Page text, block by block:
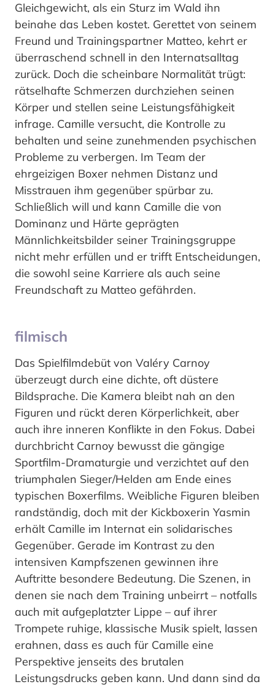
Gleichgewicht, als ein Sturz im Wald ihn
beinahe das Leben kostet. Gerettet von seinem
Freund und Trainingspartner Matteo, kehrt er
überraschend schnell in den Internatsalltag
zurück. Doch die scheinbare Normalität trügt:
rätselhafte Schmerzen durchziehen seinen
Körper und stellen seine Leistungsfähigkeit
infrage. Camille versucht, die Kontrolle zu
behalten und seine zunehmenden psychischen
Probleme zu verbergen. Im Team der
ehrgeizigen Boxer nehmen Distanz und
Misstrauen ihm gegenüber spürbar zu.
Schließlich will und kann Camille die von
Dominanz und Härte geprägten
Männlichkeitsbilder seiner Trainingsgruppe
nicht mehr erfüllen und er trifft Entscheidungen,
die sowohl seine Karriere als auch seine
Freundschaft zu Matteo gefährden.
filmisch
Das Spielfilmdebüt von Valéry Carnoy
überzeugt durch eine dichte, oft düstere
Bildsprache. Die Kamera bleibt nah an den
Figuren und rückt deren Körperlichkeit, aber
auch ihre inneren Konflikte in den Fokus. Dabei
durchbricht Carnoy bewusst die gängige
Sportfilm-Dramaturgie und verzichtet auf den
triumphalen Sieger/Helden am Ende eines
typischen Boxerfilms. Weibliche Figuren bleiben
randständig, doch mit der Kickboxerin Yasmin
erhält Camille im Internat ein solidarisches
Gegenüber. Gerade im Kontrast zu den
intensiven Kampfszenen gewinnen ihre
Auftritte besondere Bedeutung. Die Szenen, in
denen sie nach dem Training unbeirrt – notfalls
auch mit aufgeplatzter Lippe – auf ihrer
Trompete ruhige, klassische Musik spielt, lassen
erahnen, dass es auch für Camille eine
Perspektive jenseits des brutalen
Leistungsdrucks geben kann. Und dann sind da